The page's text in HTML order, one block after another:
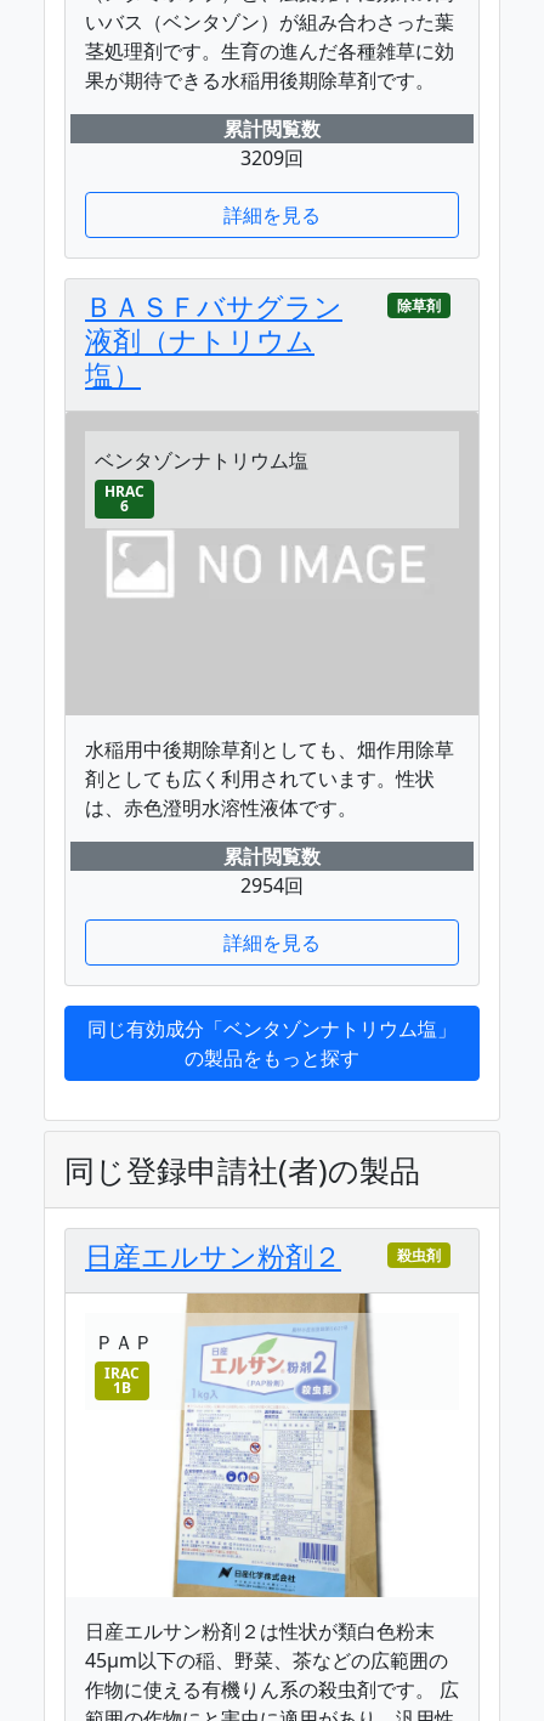
いバス（ベンタゾン）が組み合わさった葉
茎処理剤です。生育の進んだ各種雑草に効
果が期待できる水稲用後期除草剤です。
累計閲覧数
3209回
詳細を見る
ＢＡＳＦバサグラン
液剤（ナトリウム
塩）
除草剤
ベンタゾンナトリウム塩
HRAC
6
水稲用中後期除草剤としても、畑作用除草
剤としても広く利用されています。性状
は、赤色澄明水溶性液体です。
累計閲覧数
2954回
詳細を見る
同じ有効成分「ベンタゾンナトリウム塩」
の製品をもっと探す
同じ登録申請社(者)の製品
日産エルサン粉剤２ 殺虫剤
ＰＡＰ
IRAC
1B
日産エルサン粉剤２は性状が類白色粉末
45μm以下の稲、野菜、茶などの広範囲の
作物に使える有機りん系の殺虫剤です。 広